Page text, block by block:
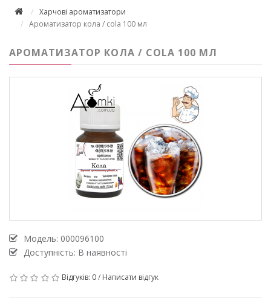
Харчові ароматизатори
Ароматизатор кола / cola 100 мл
АРОМАТИЗАТОР КОЛА / COLA 100 МЛ
Модель: 000096100
Доступність: В наявності
Відгуків: 0/ Написати відгук